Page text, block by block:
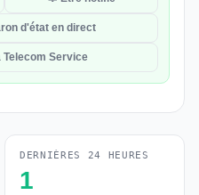
d'état en direct
Service
DERNIÈRES 24 HEURES
1